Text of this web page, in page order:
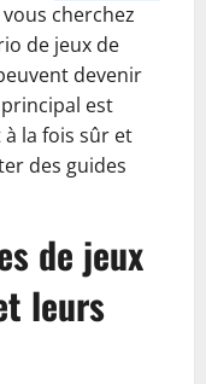
cherchez
de jeux de
devenir
est
la fois sûr et
des guides
de jeux
leurs